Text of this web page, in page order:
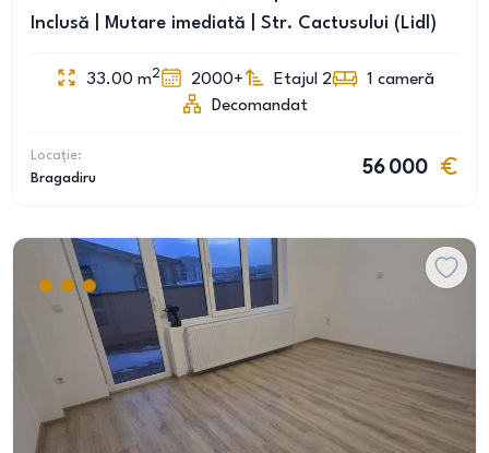
Inclusă | Mutare imediată | Str. Cactusului (Lidl)
33.00 m2 2000+ Etajul 2 1 cameră
Decomandat
Locație:
Bragadiru
56 000